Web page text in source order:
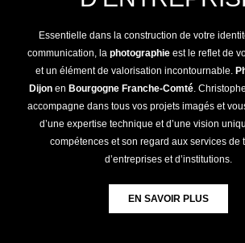
Essentielle dans la construction de votre
communication, la photographie est le reflet de
et un élément de valorisation incontournable.
Dijonen Bourgogne Franche-Comté.
accompagne dans tous vos projets imagés et
d’une expertise technique et d’une vision
compétences et son regard aux services de
d’entreprises et d’institutions.
EN SAVOIR PLUS